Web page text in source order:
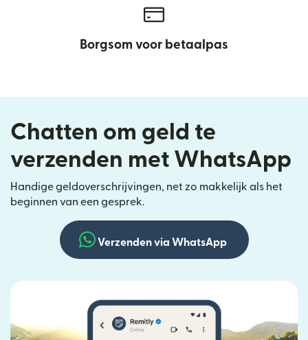
Borgsom voor betaalpas
Chatten om geld te
verzenden met WhatsApp
Handige geldoverschrijvingen, net zo makkelijk als het
beginnen van een gesprek.
Verzenden via WhatsApp